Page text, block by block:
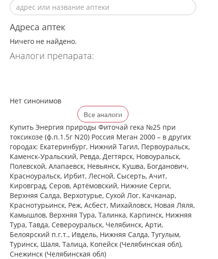
Адреса аптек
Ничего не найдено.
Аналоги препарата:
Нет синонимов
Все аналоги
Купить Энергия природы Фиточай гека №25 при
токсикозе (ф.п.1.5г N20) Россия Меган 2000 – в других
городах: Екатеринбург, Нижний Тагил, Первоуральск,
Каменск-Уральский, Ревда, Дегтярск, Новоуральск,
Полевской, Алапаевск, Невьянск, Кушва, Богданович,
Красноуральск, Ирбит, Лесной, Сысерть, Ачит,
Кировград, Серов, Артёмовский, Нижние Cерги,
Верхняя Салда, Верхотурье, Сухой Лог, Качканар,
Краснотурьинск, Реж, Асбест, Михайловск, Новая Ляля,
Камышлов, Верхняя Тура, Талинка, Карпинск, Нижняя
Тура, Тавда, Североуральск, Челябинск, Арти,
Белоярский п.г.т., Ивдель, Нижняя Салда, Тугулым,
Туринск, Шаля, Талица, Копейск (Челябинская обл),
Снежинск (Челябинская обл)